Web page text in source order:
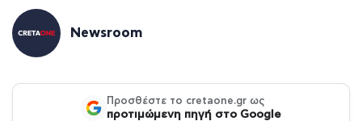
Newsroom
Προσθέστε το cretaone.gr ως
προτιμώμενη πηγή στο Google